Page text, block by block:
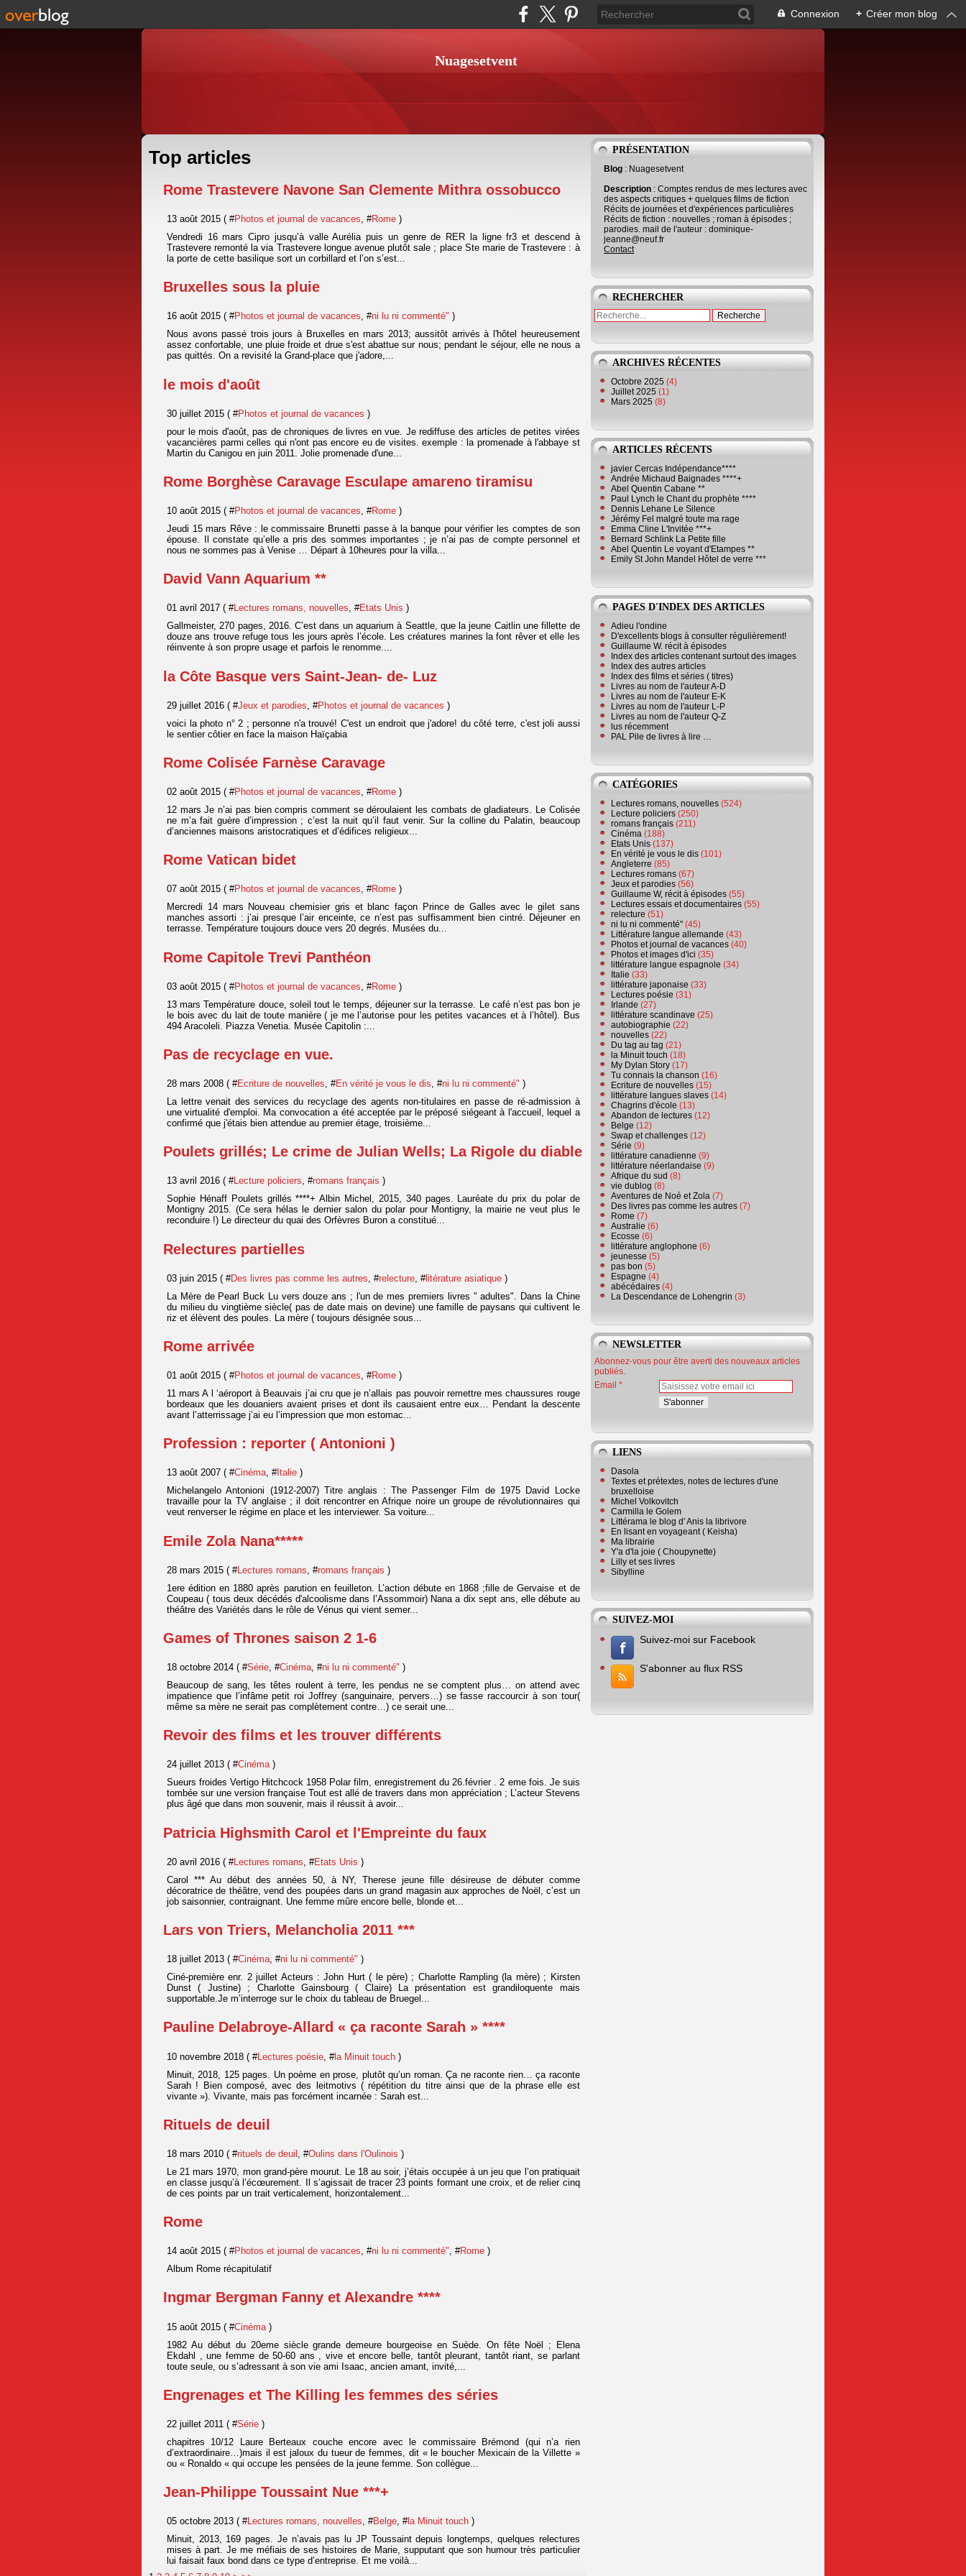
Connexion + Créer mon blog
Nuagesetvent
Top articles
Rome Trastevere Navone San Clemente Mithra ossobucco
13 août 2015 ( #Photos et journal de vacances , #Rome )
Vendredi 16 mars Cipro jusqu’à valle Aurélia puis un genre de RER la ligne fr3 et descend à
Trastevere remonté la via Trastevere longue avenue plutôt sale ; place Ste marie de Trastevere : à
la porte de cette basilique sort un corbillard et l’on s’est...
Bruxelles sous la pluie
16 août 2015 ( #Photos et journal de vacances, #ni lu ni commenté" )
Nous avons passé trois jours à Bruxelles en mars 2013; aussitôt arrivés à l'hôtel heureusement
assez confortable, une pluie froide et drue s'est abattue sur nous; pendant le séjour, elle ne nous a
pas quittés. On a revisité la Grand-place que j'adore,...
le mois d'août
30 juillet 2015 ( #Photos et journal de vacances )
pour le mois d'août, pas de chroniques de livres en vue. Je rediffuse des articles de petites virées
vacancières parmi celles qui n'ont pas encore eu de visites. exemple : la promenade à l'abbaye st
Martin du Canigou en juin 2011. Jolie promenade d'une...
Rome Borghèse Caravage Esculape amareno tiramisu
10 août 2015 ( #Photos et journal de vacances, #Rome )
Jeudi 15 mars Rêve : le commissaire Brunetti passe à la banque pour vérifier les comptes de son
épouse. Il constate qu’elle a pris des sommes importantes ; je n’ai pas de compte personnel et
nous ne sommes pas à Venise … Départ à 10heures pour la villa...
David Vann Aquarium **
01 avril 2017 ( #Lectures romans, nouvelles, #Etats Unis )
Gallmeister, 270 pages, 2016. C’est dans un aquarium à Seattle, que la jeune Caitlin une fillette de
douze ans trouve refuge tous les jours après l’école. Les créatures marines la font rêver et elle les
réinvente à son propre usage et parfois le renomme....
la Côte Basque vers Saint-Jean- de- Luz
29 juillet 2016 ( #Jeux et parodies , #Photos et journal de vacances )
voici la photo n° 2 ; personne n'a trouvé! C'est un endroit que j'adore! du côté terre, c'est joli aussi
le sentier côtier en face la maison Haïçabia
Rome Colisée Farnèse Caravage
02 août 2015 ( #Photos et journal de vacances, #Rome )
12 mars Je n’ai pas bien compris comment se déroulaient les combats de gladiateurs. Le Colisée
ne m’a fait guère d’impression ; c’est la nuit qu’il faut venir. Sur la colline du Palatin, beaucoup
d’anciennes maisons aristocratiques et d’édifices religieux...
Rome Vatican bidet
07 août 2015 ( #Photos et journal de vacances, #Rome )
Mercredi 14 mars Nouveau chemisier gris et blanc façon Prince de Galles avec le gilet sans
manches assorti : j’ai presque l’air enceinte, ce n’est pas suffisamment bien cintré. Déjeuner en
terrasse. Température toujours douce vers 20 degrés. Musées du...
Rome Capitole Trevi Panthéon
03 août 2015 ( #Photos et journal de vacances , #Rome )
13 mars Température douce, soleil tout le temps, déjeuner sur la terrasse. Le café n’est pas bon je
le bois avec du lait de toute manière ( je me l’autorise pour les petites vacances et à l’hôtel). Bus
494 Aracoleli. Piazza Venetia. Musée Capitolin :...
Pas de recyclage en vue.
28 mars 2008 ( #Ecriture de nouvelles, #En vérité je vous le dis, #ni lu ni commenté" )
La lettre venait des services du recyclage des agents non-titulaires en passe de ré-admission à
une virtualité d'emploi. Ma convocation a été acceptée par le préposé siégeant à l'accueil, lequel a
confirmé que j'étais bien attendue au premier étage, troisième...
Poulets grillés; Le crime de Julian Wells; La Rigole du diable
13 avril 2016 ( #Lecture policiers, #romans français )
Sophie Hénaff Poulets grillés ****+ Albin Michel, 2015, 340 pages. Lauréate du prix du polar de
Montigny 2015. (Ce sera hélas le dernier salon du polar pour Montigny, la mairie ne veut plus le
reconduire !) Le directeur du quai des Orfèvres Buron a constitué...
Relectures partielles
03 juin 2015 ( #Des livres pas comme les autres , #relecture , #litérature asiatique )
La Mère de Pearl Buck Lu vers douze ans ; l'un de mes premiers livres " adultes". Dans la Chine
du milieu du vingtième siècle( pas de date mais on devine) une famille de paysans qui cultivent le
riz et élèvent des poules. La mère ( toujours désignée sous...
Rome arrivée
01 août 2015 ( #Photos et journal de vacances, #Rome )
11 mars A l ‘aéroport à Beauvais j’ai cru que je n’allais pas pouvoir remettre mes chaussures rouge
bordeaux que les douaniers avaient prises et dont ils causaient entre eux… Pendant la descente
avant l’atterrissage j’ai eu l’impression que mon estomac...
Profession : reporter ( Antonioni )
13 août 2007 ( #Cinéma, #Italie )
Michelangelo Antonioni (1912-2007) Titre anglais : The Passenger Film de 1975 David Locke
travaille pour la TV anglaise ; il doit rencontrer en Afrique noire un groupe de révolutionnaires qui
veut renverser le régime en place et les interviewer. Sa voiture...
Emile Zola Nana*****
28 mars 2015 ( #Lectures romans , #romans français )
1ere édition en 1880 après parution en feuilleton. L’action débute en 1868 ;fille de Gervaise et de
Coupeau ( tous deux décédés d'alcoolisme dans l’Assommoir) Nana a dix sept ans, elle débute au
théâtre des Variétés dans le rôle de Vénus qui vient semer...
Games of Thrones saison 2 1-6
18 octobre 2014 ( #Série, #Cinéma, #ni lu ni commenté" )
Beaucoup de sang, les têtes roulent à terre, les pendus ne se comptent plus… on attend avec
impatience que l’infâme petit roi Joffrey (sanguinaire, pervers…) se fasse raccourcir à son tour(
même sa mère ne serait pas complètement contre…) ce serait une...
Revoir des films et les trouver différents
24 juillet 2013 ( #Cinéma)
Sueurs froides Vertigo Hitchcock 1958 Polar film, enregistrement du 26.février . 2 eme fois. Je suis
tombée sur une version française Tout est allé de travers dans mon appréciation ; L’acteur Stevens
plus âgé que dans mon souvenir, mais il réussit à avoir...
Patricia Highsmith Carol et l'Empreinte du faux
20 avril 2016 ( #Lectures romans , #Etats Unis )
Carol *** Au début des années 50, à NY, Therese jeune fille désireuse de débuter comme
décoratrice de théâtre, vend des poupées dans un grand magasin aux approches de Noël, c’est un
job saisonnier, contraignant. Une femme mûre encore belle, blonde et...
Lars von Triers, Melancholia 2011 ***
18 juillet 2013 ( #Cinéma, #ni lu ni commenté" )
Ciné-première enr. 2 juillet Acteurs : John Hurt ( le père) ; Charlotte Rampling (la mère) ; Kirsten
Dunst ( Justine) ; Charlotte Gainsbourg ( Claire) La présentation est grandiloquente mais
supportable.Je m’interroge sur le choix du tableau de Bruegel...
Pauline Delabroye-Allard « ça raconte Sarah » ****
10 novembre 2018 ( #Lectures poésie , #la Minuit touch )
Minuit, 2018, 125 pages. Un poème en prose, plutôt qu’un roman. Ça ne raconte rien… ça raconte
Sarah ! Bien composé, avec des leitmotivs ( répétition du titre ainsi que de la phrase elle est
vivante »). Vivante, mais pas forcément incarnée : Sarah est...
Rituels de deuil
18 mars 2010 ( #rituels de deuil , #Oulins dans l'Oulinois )
Le 21 mars 1970, mon grand-père mourut. Le 18 au soir, j’étais occupée à un jeu que l’on pratiquait
en classe jusqu’à l’écœurement. Il s’agissait de tracer 23 points formant une croix, et de relier cinq
de ces points par un trait verticalement, horizontalement...
Rome
14 août 2015 ( #Photos et journal de vacances, #ni lu ni commenté", #Rome )
Album Rome récapitulatif
Ingmar Bergman Fanny et Alexandre ****
15 août 2015 ( #Cinéma )
1982 Au début du 20eme siècle grande demeure bourgeoise en Suède. On fête Noël ; Elena
Ekdahl , une femme de 50-60 ans , vive et encore belle, tantôt pleurant, tantôt riant, se parlant
toute seule, ou s’adressant à son vie ami Isaac, ancien amant, invité,...
Engrenages et The Killing les femmes des séries
22 juillet 2011 ( #Série )
chapitres 10/12 Laure Berteaux couche encore avec le commissaire Brémond (qui n’a rien
d’extraordinaire…)mais il est jaloux du tueur de femmes, dit « le boucher Mexicain de la Villette »
ou « Ronaldo « qui occupe les pensées de la jeune femme. Son collègue...
Jean-Philippe Toussaint Nue ***+
05 octobre 2013 ( #Lectures romans, nouvelles, #Belge, #la Minuit touch )
Minuit, 2013, 169 pages. Je n’avais pas lu JP Toussaint depuis longtemps, quelques relectures
mises à part. Je me méfiais de ses histoires de Marie, supputant que son humour très particulier
lui faisait faux bond dans ce type d’entreprise. Et me voilà...
PRÉSENTATION
Blog : Nuagesetvent
Description : Comptes rendus de mes lectures avec
des aspects critiques + quelques films de fiction
Récits de journées et d'expériences particulières
Récits de fiction : nouvelles ; roman à épisodes ;
parodies. mail de l'auteur : dominique-
jeanne@neuf.fr
Contact
RECHERCHER
ARCHIVES RÉCENTES
Octobre 2025 (4)
Juillet 2025 (1)
Mars 2025 (8)
ARTICLES RÉCENTS
javier Cercas Indépendance****
Andrée Michaud Baignades ****+
Abel Quentin Cabane **
Paul Lynch le Chant du prophète ****
Dennis Lehane Le Silence
Jérémy Fel malgré toute ma rage
Emma Cline L'Invitée ***+
Bernard Schlink La Petite fille
Abel Quentin Le voyant d'Etampes **
Emily St John Mandel Hôtel de verre ***
PAGES D'INDEX DES ARTICLES
Adieu l'ondine
D'excellents blogs à consulter régulièrement!
Guillaume W. récit à épisodes
Index des articles contenant surtout des images
Index des autres articles
Index des films et séries ( titres)
Livres au nom de l'auteur A-D
Livres au nom de l'auteur E-K
Livres au nom de l'auteur L-P
Livres au nom de l'auteur Q-Z
lus récemment
PAL Pile de livres à lire …
CATÉGORIES
Lectures romans, nouvelles (524)
Lecture policiers (250)
romans français (211)
Cinéma (188)
Etats Unis (137)
En vérité je vous le dis (101)
Angleterre (85)
Lectures romans (67)
Jeux et parodies (56)
Guillaume W, récit à épisodes (55)
Lectures essais et documentaires (55)
relecture (51)
ni lu ni commenté" (45)
Littérature langue allemande (43)
Photos et journal de vacances (40)
Photos et images d'ici (35)
littérature langue espagnole (34)
Italie (33)
littérature japonaise (33)
Lectures poésie (31)
Irlande (27)
littérature scandinave (25)
autobiographie (22)
nouvelles (22)
Du tag au tag (21)
la Minuit touch (18)
My Dylan Story (17)
Tu connais la chanson (16)
Ecriture de nouvelles (15)
littérature langues slaves (14)
Chagrins d'école (13)
Abandon de lectures (12)
Belge (12)
Swap et challenges (12)
Série (9)
littérature canadienne (9)
littérature néerlandaise (9)
Afrique du sud (8)
vie dublog (8)
Aventures de Noé et Zola (7)
Des livres pas comme les autres (7)
Rome (7)
Australie (6)
Ecosse (6)
littérature anglophone (6)
jeunesse (5)
pas bon (5)
Espagne (4)
abécédaires (4)
La Descendance de Lohengrin (3)
NEWSLETTER
Abonnez-vous pour être averti des nouveaux articles
publiés.
Email
LIENS
Dasola
Textes et prétextes, notes de lectures d'une
bruxelloise
Michel Volkovitch
Carmilla le Golem
Littérama le blog d' Anis la librivore
En lisant en voyageant ( Keisha)
Ma librairie
Y'a d'la joie ( Choupynette)
Lilly et ses livres
Sibylline
SUIVEZ-MOI
Suivez-moi sur Facebook
S'abonner au flux RSS